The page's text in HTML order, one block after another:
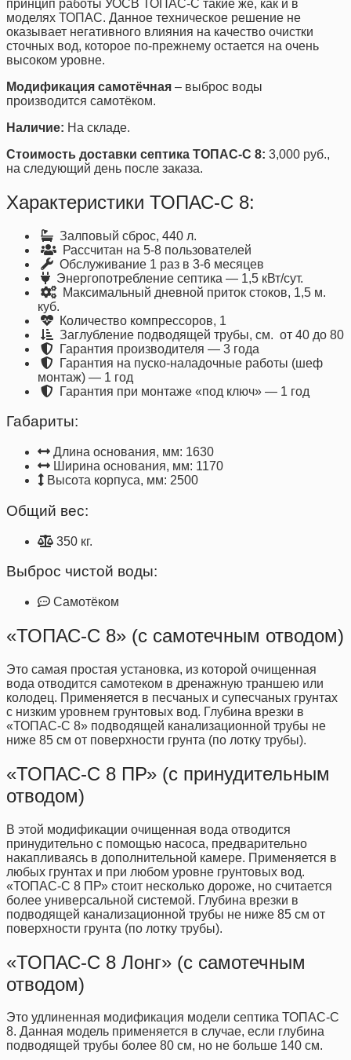
принцип работы УОСВ ТОПАС-С такие же, как и в
моделях ТОПАС. Данное техническое решение не
оказывает негативного влияния на качество очистки
сточных вод, которое по-прежнему остается на очень
высоком уровне.
Модификация самотёчная – выброс воды
производится самотёком.
Наличие: На складе.
Стоимость доставки септика ТОПАС-С 8: 3,000 руб.,
на следующий день после заказа.
Характеристики ТОПАС-С 8:
Залповый сброс, 440 л.
Рассчитан на 5-8 пользователей
Обслуживание 1 раз в 3-6 месяцев
Энергопотребление септика — 1,5 кВт/сут.
Максимальный дневной приток стоков, 1,5 м.
куб.
Количество компрессоров, 1
Заглубление подводящей трубы, см. от 40 до 80
Гарантия производителя — 3 года
Гарантия на пуско-наладочные работы (шеф
монтаж) — 1 год
Гарантия при монтаже «под ключ» — 1 год
Габариты:
Длина основания, мм: 1630
Ширина основания, мм: 1170
Высота корпуса, мм: 2500
Общий вес:
350 кг.
Выброс чистой воды:
Самотёком
«ТОПАС-С 8» (с самотечным отводом)
Это самая простая установка, из которой очищенная
вода отводится самотеком в дренажную траншею или
колодец. Применяется в песчаных и супесчаных грунтах
с низким уровнем грунтовых вод. Глубина врезки в
«ТОПАС-С 8» подводящей канализационной трубы не
ниже 85 см от поверхности грунта (по лотку трубы).
«ТОПАС-С 8 ПР» (с принудительным
отводом)
В этой модификации очищенная вода отводится
принудительно с помощью насоса, предварительно
накапливаясь в дополнительной камере. Применяется в
любых грунтах и при любом уровне грунтовых вод.
«ТОПАС-С 8 ПР» стоит несколько дороже, но считается
более универсальной системой. Глубина врезки в
подводящей канализационной трубы не ниже 85 см от
поверхности грунта (по лотку трубы).
«ТОПАС-С 8 Лонг» (с самотечным
отводом)
Это удлиненная модификация модели септика ТОПАС-С
8. Данная модель применяется в случае, если глубина
подводящей трубы более 80 см, но не больше 140 см.